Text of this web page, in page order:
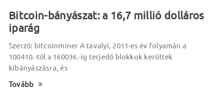
Bitcoin-bányászat: a 16,7 millió dolláros
iparág
Szerző: bitcoinminer A tavalyi, 2011-es év folyamán a
100410.-től a 160036.-ig terjedő blokkok kerültek
kibányászásra, és
Tovább